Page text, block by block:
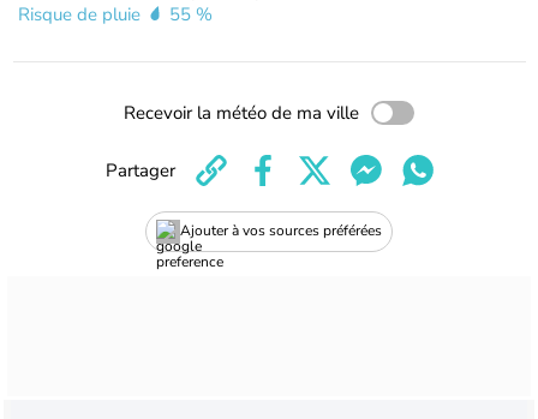
Risque de pluie
55 %
Recevoir la météo de ma ville
Ajouter à vos sources préférées
Partager